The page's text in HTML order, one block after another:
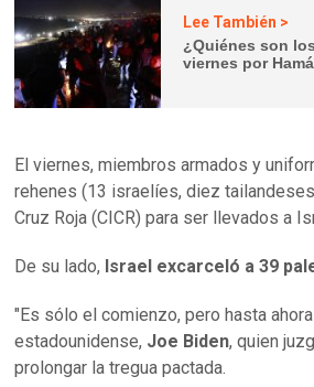
Lee También >
¿Quiénes son
viernes por
El viernes, miembros armados y
rehenes (13 israelíes, diez
Cruz Roja (CICR) para ser llevados a
De su lado, Israel excarceló a 39
"Es sólo el comienzo, pero hasta
estadounidense, Joe Biden, quien
prolongar la tregua pactada.